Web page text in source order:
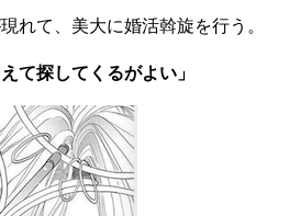
れて、美大に婚活斡旋を行う。
て探してくるがよい」